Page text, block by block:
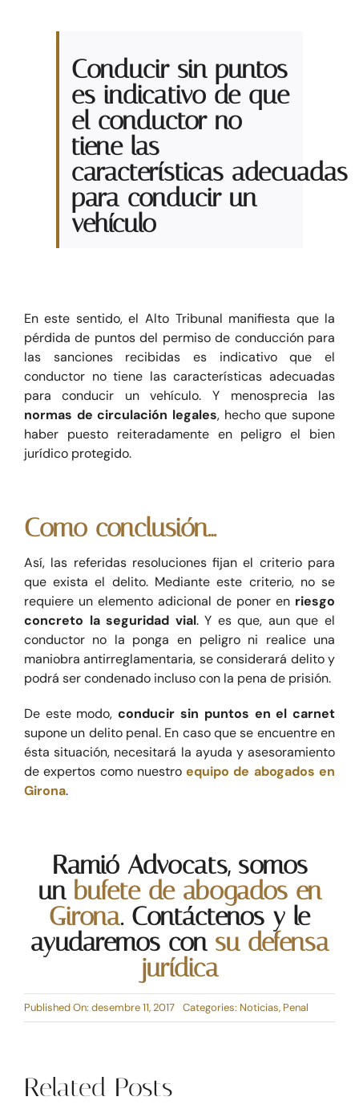
Conducir sin puntos
es indicativo de que
el conductor no
tiene las
características adecuadas
para conducir un
vehículo
En este sentido, el Alto Tribunal manifiesta que la
pérdida de puntos del permiso de conducción para
las sanciones recibidas es indicativo que el
conductor no tiene las características adecuadas
para conducir un vehículo. Y menosprecia las
normas de circulación legales, hecho que supone
haber puesto reiteradamente en peligro el bien
jurídico protegido.
Como conclusión…
Así, las referidas resoluciones fijan el criterio para
que exista el delito. Mediante este criterio, no se
requiere un elemento adicional de poner en riesgo
concreto la seguridad vial. Y es que, aun que el
conductor no la ponga en peligro ni realice una
maniobra antirreglamentaria, se considerará delito y
podrá ser condenado incluso con la pena de prisión.
De este modo,conducir sin puntos en el carnet
supone un delito penal. En caso que se encuentre en
ésta situación, necesitará la ayuda y asesoramiento
de expertos como nuestroequipo de abogados en
Girona.
Ramió Advocats, somos
un bufete de abogados en
Girona. Contáctenos y le
ayudaremos con su defensa
jurídica
Published On: desembre 11, 2017 Categories: Noticias, Penal
Related Posts